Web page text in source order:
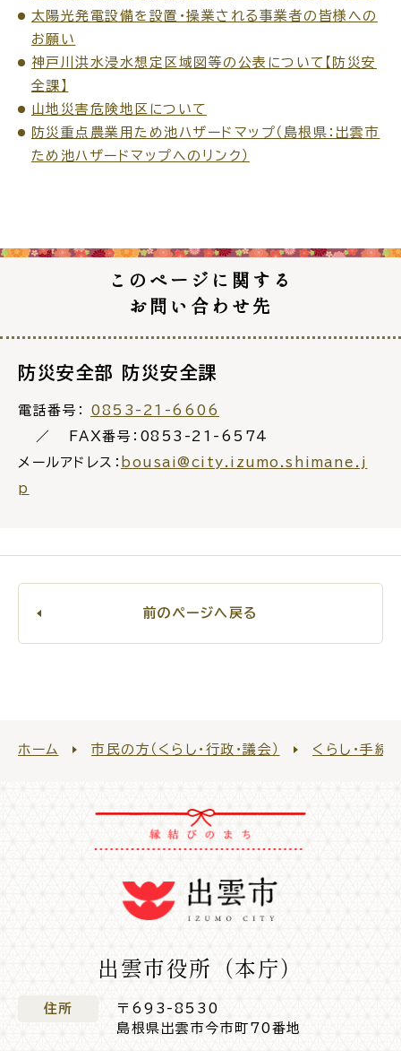
目的から探す
届出・手続・申請 税金
各種相談窓口 担当窓口
便利なサービス
くらしの便利情報 子育て便利帳
おたすけア
各種申請書・
ウンロード
太陽光発電設備を設置・操業される事業者の皆様への
お願い
神戸川洪水浸水想定区域図等の公表について【防災安
全課】
山地災害危険地区について
防災重点農業用ため池ハザードマップ（島根県：出雲市
ため池ハザードマップへのリンク）
このページに関する
お問い合わせ先
防災安全部 防災安全課
電話番号： 0853-21-6606
FAX番号：0853-21-6574
メールアドレス： bousai@city.izumo.shimane.j
p
前のページへ戻る
ホーム 市民の方（くらし・行政・議会） くらし・手続
出雲市役所（本庁）
住所
〒693-8530
島根県出雲市今市町70番地